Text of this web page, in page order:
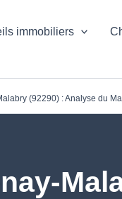
immobiliers
(92290) : Analyse du